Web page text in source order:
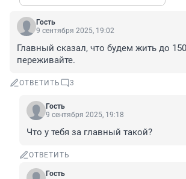
Гость
9 сентября 2025, 19:02
Главный сказал, что будем жить до
переживайте.
ОТВЕТИТЬ 3
Гость
9 сентября 2025, 19:18
Что у тебя за главный такой?
ОТВЕТИТЬ
Гость